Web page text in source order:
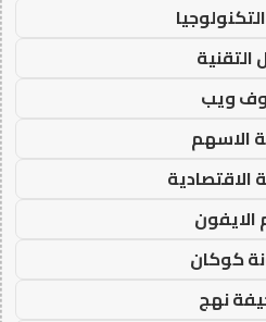
التقنية
ويب
الاسهم
الاقتصادية
الايفون
كوكان
نهج